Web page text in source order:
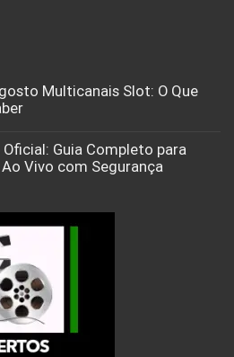
Multicanais Slot: O Que
Guia Completo para
Vivo com Segurança